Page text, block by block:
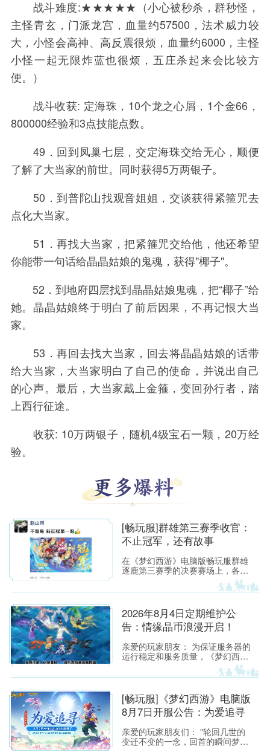
战斗难度:★★★★★（小心被秒杀，群秒怪，
主怪青玄，门派龙宫，血量约57500，法术威力较
大，小怪会高神、高反震很烦，血量约6000，主怪
小怪一起无限炸蓝也很烦，五庄杀起来会比较方
便。）
战斗收获: 定海珠，10个龙之心屑，1个金66，
800000经验和3点技能点数。
49．回到凤巢七层，交定海珠交给无心，顺便
了解了大当家的前世。同时获得5万两银子。
50．到普陀山找观音姐姐，交谈获得紧箍咒去
点化大当家。
51．再找大当家，把紧箍咒交给他，他还希望
你能带一句话给晶晶姑娘的鬼魂，获得"椰子"。
52．到地府四层找到晶晶姑娘鬼魂，把“椰子”给
她。晶晶姑娘终于明白了前后因果，不再记恨大当
家。
53．再回去找大当家，回去将晶晶姑娘的话带
给大当家，大当家明白了自己的使命，并说出自己
的心声。最后，大当家戴上金箍，变回孙行者，踏
上西行征途。
收获: 10万两银子，随机4级宝石一颗，20万经
验。
[畅玩服]群雄第三赛季收官：
不止冠军，还有故事
在《梦幻西游》电脑版畅玩服群雄
逐鹿第三赛季的决赛赛场上，各位
少侠不仅能看到精彩激烈的顶尖对
决，赛场之外也同样看点满满。下
2026年8月4日定期维护公
告：情缘晶币浪漫开启！
亲爱的玩家朋友： 为保证服务器的
运行稳定和服务质量，《梦幻西
游》所有服务器将于2026年8月4日
上午8:00停机，进行每周例行的维
至9:30，请各位玩家相互转告，并
提前留意游戏时间，以免造成不必
要的损失。
[畅玩服]《梦幻西游》电脑版
8月7日开服公告：为爱追寻
亲爱的玩家朋友们： "轮回几世的
变迁不变的一念，回首的瞬间梦醒